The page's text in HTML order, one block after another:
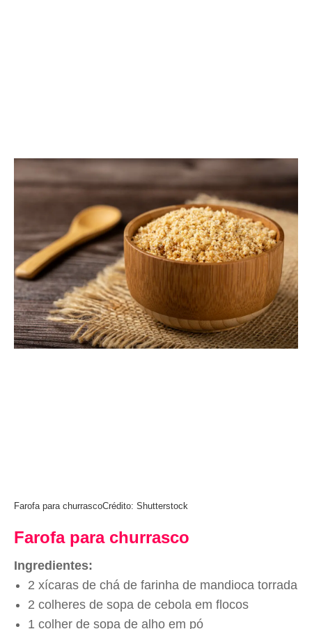
Farofa para churrascoCrédito: Shutterstock
Farofa para churrasco
Ingredientes:
2 xícaras de chá de farinha de mandioca torrada
2 colheres de sopa de cebola em flocos
1 colher de sopa de alho em pó